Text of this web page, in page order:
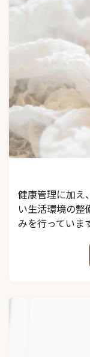
健康管理に加え
い生活環境の整
みを行っていま